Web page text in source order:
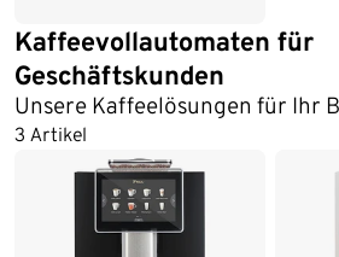
Kaffeevollautomaten für
Geschäftskunden
Unsere Kaffeelösungen für Ihr
3 Artikel